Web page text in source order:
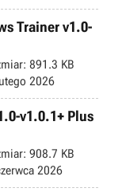
Trainer v1.0-
891.3 KB
2026
v1.0.1+ Plus
908.7 KB
2026